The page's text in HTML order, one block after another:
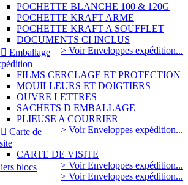
POCHETTE BLANCHE 100 & 120G
POCHETTE KRAFT ARME
POCHETTE KRAFT A SOUFFLET
DOCUMENTS CI INCLUS
> Voir Enveloppes expédition...
 Emballage
FILMS CERCLAGE ET PROTECTION
MOUILLEURS ET DOIGTIERS
OUVRE LETTRES
SACHETS D EMBALLAGE
PLIEUSE A COURRIER
> Voir Enveloppes expédition...
 Carte de
CARTE DE VISITE
> Voir Enveloppes expédition...
> Voir Enveloppes expédition...
blocs